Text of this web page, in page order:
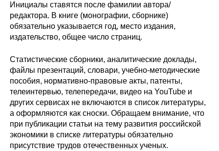
Инициалы ставятся после фамилии автора/
редактора. В книге (монографии, сборнике)
обязательно указывается год, место издания,
издательство, общее число страниц.
Статистические сборники, аналитические доклады,
файлы презентаций, словари, учебно-методические
пособия, нормативно-правовые акты, патенты,
телеинтервью, телепередачи, видео на YouTube и
других сервисах не включаются в список литературы,
а оформляются как сноски. Обращаем внимание, что
при публикации статьи на тему развития российской
экономики в списке литературы обязательно
присутствие трудов отечественных ученых.